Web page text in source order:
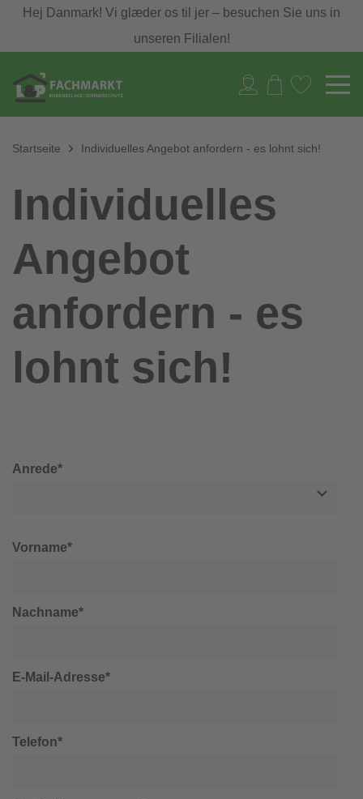
Hej Danmark! Vi glæder os til jer – besuchen Sie uns in
unseren Filialen!
Startseite Individuelles Angebot anfordern - es lohnt sich!
Individuelles
Angebot
anfordern - es
lohnt sich!
Anrede*
Vorname*
Nachname*
E-Mail-Adresse*
Telefon*